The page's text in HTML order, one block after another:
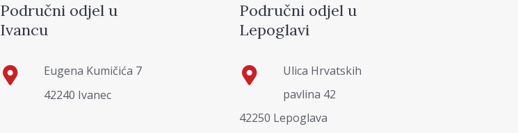
Područni odjel u
Ivancu
Eugena Kumičića 7
42240 Ivanec
Područni odjel u
Lepoglavi
Ulica Hrvatskih
pavlina 42
42250 Lepoglava